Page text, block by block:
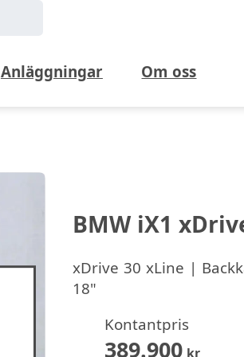
Anläggningar Om oss
BMW iX1
xDrive 30 xLine |
18"
Kontantpris
389.900kr